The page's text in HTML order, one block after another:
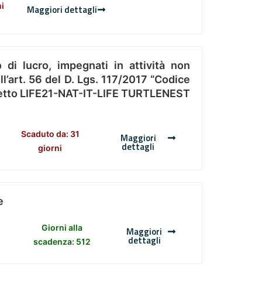
Maggiori dettagli
di lucro, impegnati in attività non
56 del D. Lgs. 117/2017 “Codice
LIFE21-NAT-IT-LIFE TURTLENEST
Scaduto da: 31
giorni
Maggiori
dettagli
Giorni alla
scadenza: 512
Maggiori
dettagli